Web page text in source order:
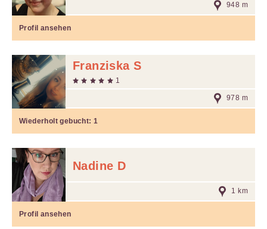
948 m
Profil ansehen
Franziska S
1
978 m
Wiederholt gebucht:1
Nadine D
1 km
Profil ansehen